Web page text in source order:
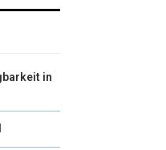
in